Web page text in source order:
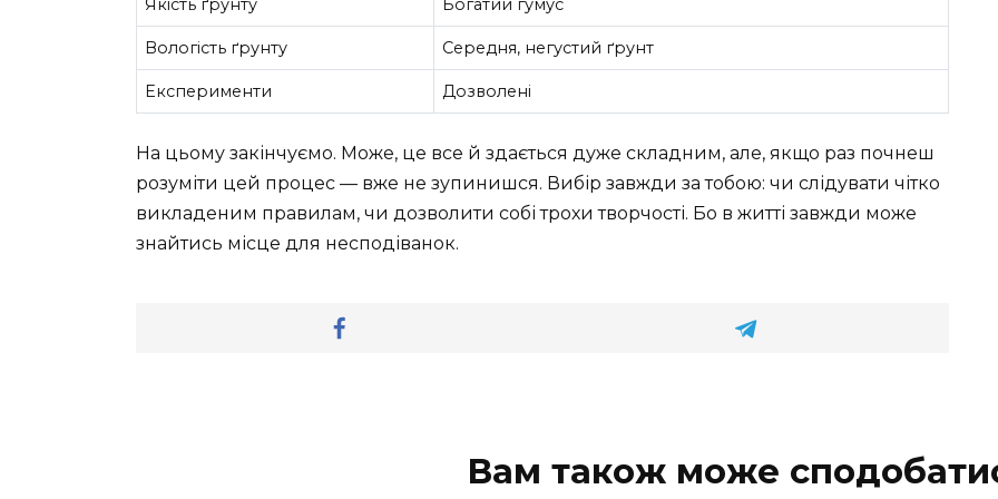
Якість ґрунту Богатий гумус
Вологість ґрунту Середня, негустий ґрунт
Eксперименти Дозволені
На цьому закінчуємо. Може, це все й здається дуже складним, але, якщо раз почнеш
розуміти цей процес — вже не зупинишся. Вибір завжди за тобою: чи слідувати чітко
викладеним правилам, чи дозволити собі трохи творчості. Бо в житті завжди може
знайтись місце для несподіванок.
Вам також може